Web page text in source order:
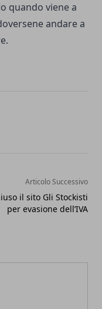
quando viene a
andare a
Articolo Successivo
il sito Gli Stockisti
per evasione dell’IVA